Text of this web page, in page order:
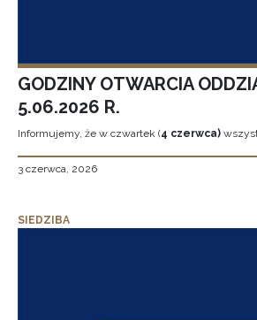
GODZINY OTWARCIA
5.06.2026 R.
Informujemy, że w czwartek (4 czerwca)
3 czerwca, 2026
SIEDZIBA